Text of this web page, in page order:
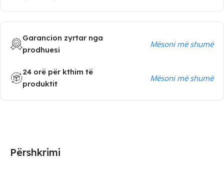
Garancion zyrtar nga
prodhuesi
Mësoni më shumë
24 orë për kthim të
produktit
Mësoni më shumë
Përshkrimi